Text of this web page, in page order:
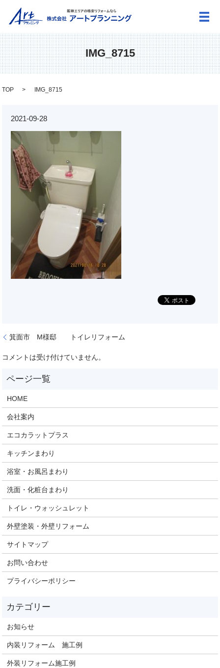
メ
IMG_8715
TOP IMG_8715
2021-09-28
箕面市 M様邸 トイレリフォーム
コメントは受け付けていません。
HOME
会社案内
エコカラットプラス
キッチンまわり
浴室・お風呂まわり
洗面・化粧台まわり
トイレ・ウォッシュレット
外壁塗装・外壁リフォーム
サイトマップ
お問い合わせ
プライバシーポリシー
お知らせ
内装リフォーム 施工例
外装リフォーム施工例